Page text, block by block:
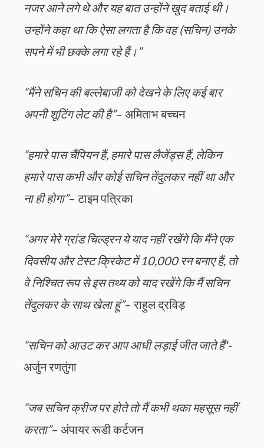
नजर आने लगे थे और यह बात उन्होंने खुद बताई थी।
उन्होंने कहा था कि ऐसा लगता है कि वह (सचिन) उनके
सपने में भी छक्के लगा रहे हैं।”
“मैंने सचिन की बल्लेबाजी को देखने के लिए कई बार
अपनी शूटिंग लेट की है”– अमिताभ बच्चन
“हमारे पास चैंपियन हैं, हमारे पास लैजेंड्स हैं, लेकिन
हमारे पास कभी और कोई सचिन तेंदुलकर नहीं था और
ना ही होगा”– टाइम पत्रिका
“अगर मेरे ग्रांड चिल्ड्रन ये याद नहीं रखेंगे कि मैंने एक
दिवसीय और टेस्ट क्रिकेट में 10,000 रन बनाए हैं, तो
वे निश्चित रूप से इस तथ्य को याद रखेंगे कि मैं सचिन
तेंदुलकर के साथ खेला हूं”– राहुल द्रविड़
“सचिन को आउट कर आप आधी लड़ाई जीत जाते हैं“-
अर्जुन रणतुंगा
“जब सचिन क्रीज पर होते तो मैं कभी थका महसूस नहीं
करता”– अंपायर रूडी कर्टजन